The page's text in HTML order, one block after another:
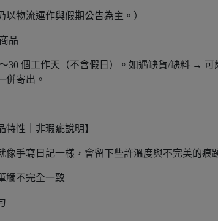
以物流運作與假期公告為主。）
品
30 個工作天（不含假日）。如遇缺貨/缺料 →
併寄出。
特性｜非瑕疵說明】
像手寫日記一樣，會留下些許溫度與不完美的痕
觸不完全一致